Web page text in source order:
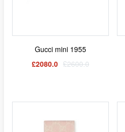
Gucci mini 1955
£2080.0 £2600.0